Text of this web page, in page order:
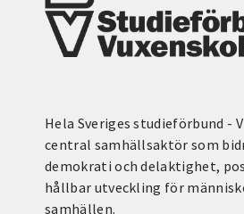
Hela Sveriges studieförbund -
central samhällsaktör som
demokrati och delaktighet,
hållbar utveckling för
samhällen.